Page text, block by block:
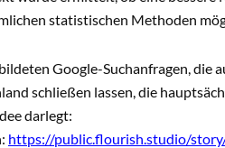
statistischen Methoden
Google-Suchanfragen, die
schließen lassen, die
darlegt:
https://public.flourish.studio/